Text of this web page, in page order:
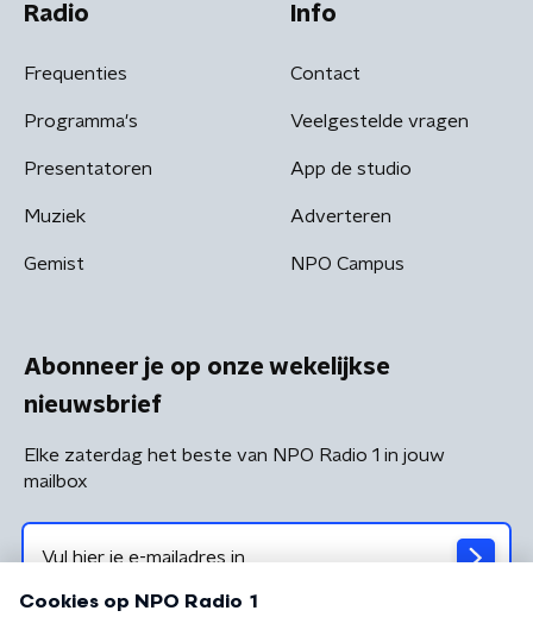
Radio
Frequenties
Programma's
Presentatoren
Muziek
Gemist
Info
Contact
Veelgestelde vragen
App de studio
Adverteren
NPO Campus
Abonneer je op onze wekelijkse
nieuwsbrief
Elke zaterdag het beste van NPO Radio 1 in jouw
mailbox